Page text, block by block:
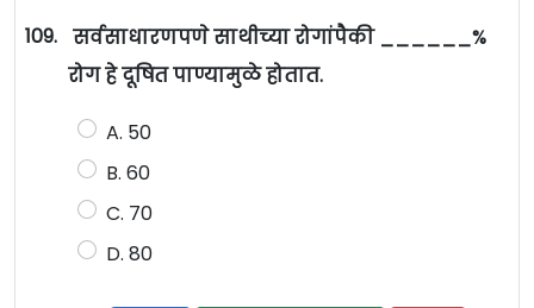
109. सर्वसाधारणपणे साथीच्या रोगांपैकी ______%
रोग हे दूषित पाण्यामुळे होतात.
A. 50
B. 60
C. 70
D. 80